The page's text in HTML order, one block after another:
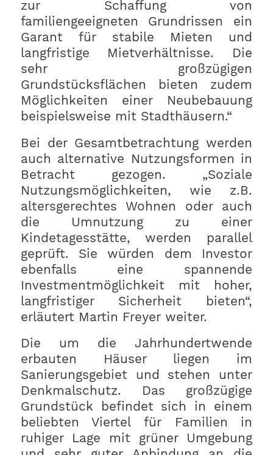
zur Schaffung von
familiengeeigneten Grundrissen ein
Garant für stabile Mieten und
langfristige Mietverhältnisse. Die
sehr großzügigen
Grundstücksflächen bieten zudem
Möglichkeiten einer Neubebauung
beispielsweise mit Stadthäusern.“
Bei der Gesamtbetrachtung werden
auch alternative Nutzungsformen in
Betracht gezogen. „Soziale
Nutzungsmöglichkeiten, wie z.B.
altersgerechtes Wohnen oder auch
die Umnutzung zu einer
Kindetagesstätte, werden parallel
geprüft. Sie würden dem Investor
ebenfalls eine spannende
Investmentmöglichkeit mit hoher,
langfristiger Sicherheit bieten“,
erläutert Martin Freyer weiter.
Die um die Jahrhundertwende
erbauten Häuser liegen im
Sanierungsgebiet und stehen unter
Denkmalschutz. Das großzügige
Grundstück befindet sich in einem
beliebten Viertel für Familien in
ruhiger Lage mit grüner Umgebung